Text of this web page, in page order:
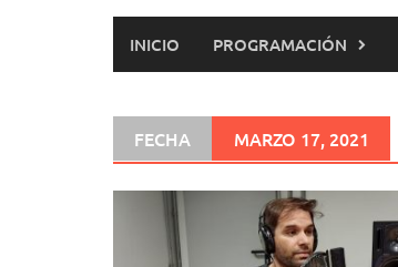
INICIO PROGRAMACIÓN
FECHA MARZO 17, 2021